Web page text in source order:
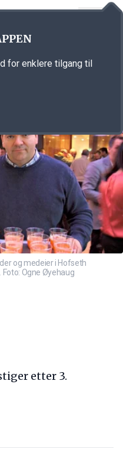
og medeier i Hofseth
Foto: Ogne Øyehaug
etter 3.
for enklere tilgang til